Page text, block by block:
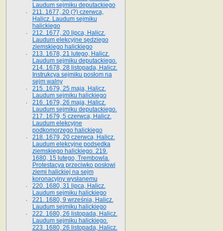
Laudum sejmiku deputackiego
211. 1677, 20 (?) czerwca,
Halicz. Laudum sejmiku
halickiego
212. 1677, 20 lipca, Halicz.
Laudum elekcyjne sędziego
ziemskiego halickiego
213. 1678, 21 lutego, Halicz.
Laudum sejmiku deputackiego.
214. 1678, 28 listopada, Halicz.
Instrukcya sejmiku posłom na
sejm walny
215. 1679, 25 maja, Halicz.
Laudum sejmiku halickiego
216. 1679, 26 maja, Halicz.
Laudum sejmiku deputackiego.
217. 1679, 5 czerwca, Halicz.
Laudum elekcyjne
podkomorzego halickiego
218. 1679, 20 czerwca, Halicz.
Laudum elekcyjne podsędka
ziemskiego halickiego. 219.
1680, 15 lutego, Trembowla.
Protestacya przeciwko posłowi
ziemi halickiej na sejm
koronacyjny wysłanemu
220. 1680, 31 lipca, Halicz.
Laudum sejmiku halickiego
221. 1680, 9 września, Halicz.
Laudum sejmiku halickiego
222. 1680, 26 listopada, Halicz.
Laudum sejmiku halickiego.
223. 1680, 26 listopada, Halicz.